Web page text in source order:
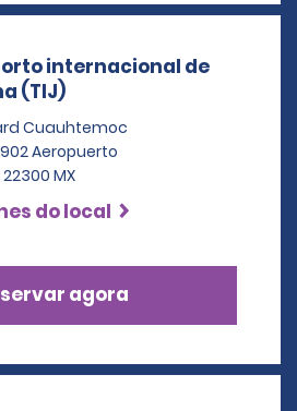
internacional de
(TIJ)
Cuauhtemoc
Aeropuerto
MX
do local
agora